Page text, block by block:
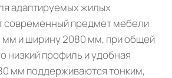
адаптируемых жилых
современный предмет мебели
мм и ширину 2080 мм, при общей
низкий профиль и удобная
мм поддерживаются тонким,